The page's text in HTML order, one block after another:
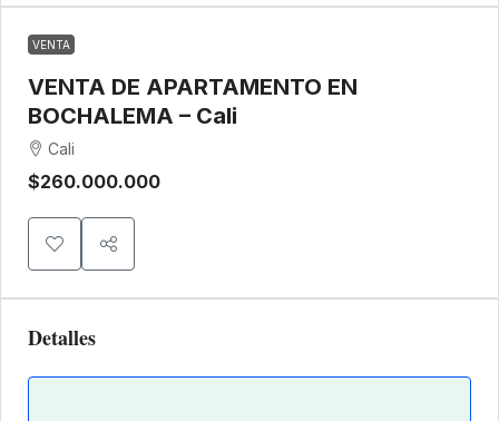
VENTA
VENTA DE APARTAMENTO EN
BOCHALEMA – Cali
Cali
$260.000.000
Detalles